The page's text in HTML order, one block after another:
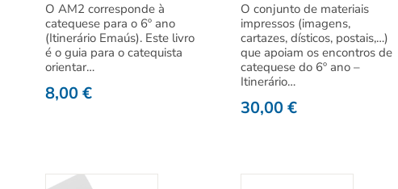
O AM2 corresponde à
catequese para o 6º ano
(Itinerário Emaús). Este livro
é o guia para o catequista
orientar…
8,00€
O conjunto de materiais
impressos (imagens,
cartazes, dísticos, postais,…)
que apoiam os encontros de
catequese do 6º ano –
Itinerário…
30,00€